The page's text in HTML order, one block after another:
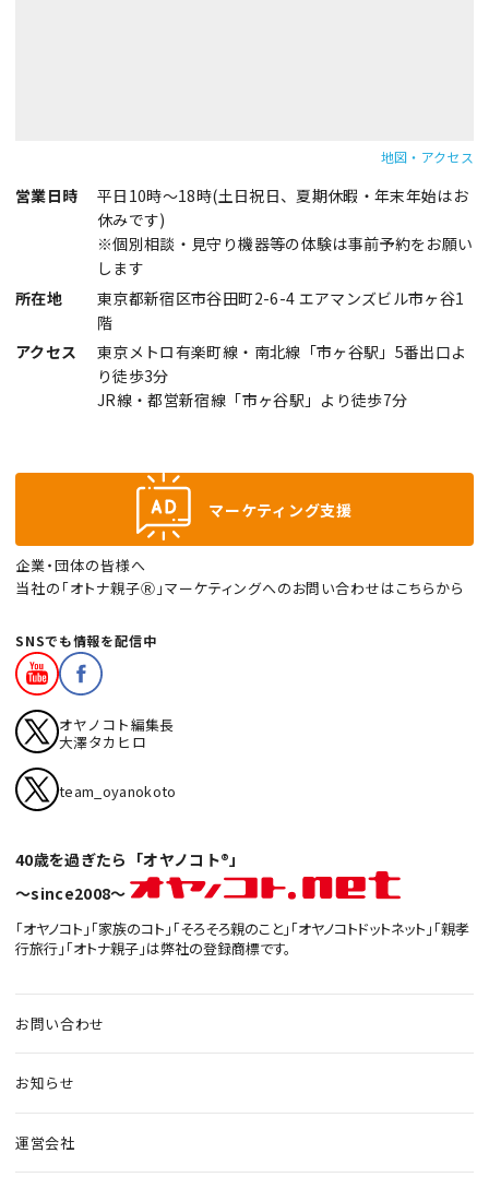
40歳を過ぎたら「オヤノコト®」
〜since2008〜
「オヤノコト」「家族のコト」「そろそろ親のこと」「オヤノコトドットネット」「親孝
行旅行」「オトナ親子」は弊社の登録商標です。
お問い合わせ
お知らせ
運営会社
地図・アクセス
営業日時
平日10時～18時(土日祝日、夏期休暇・年末年始はお
休みです)
※個別相談・見守り機器等の体験は事前予約をお願い
します
所在地
東京都新宿区市谷田町2-6-4 エアマンズビル市ヶ谷1
階
アクセス
東京メトロ有楽町線・南北線「市ヶ谷駅」5番出口よ
り徒歩3分
JR線・都営新宿線「市ヶ谷駅」より徒歩7分
マーケティング支援
企業・団体の皆様へ
当社の「オトナ親子Ⓡ」マーケティングへのお問い合わせはこちらから
SNSでも情報を配信中
オヤノコト編集長
大澤タカヒロ
team_oyanokoto